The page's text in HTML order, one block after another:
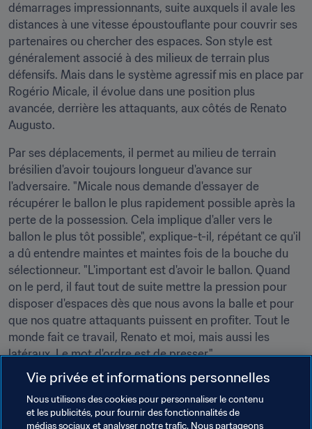
démarrages impressionnants, suite auxquels il avale les
distances à une vitesse époustouflante pour couvrir ses
partenaires ou chercher des espaces. Son style est
généralement associé à des milieux de terrain plus
défensifs. Mais dans le système agressif mis en place par
Rogério Micale, il évolue dans une position plus
avancée, derrière les attaquants, aux côtés de Renato
Augusto.
Par ses déplacements, il permet au milieu de terrain
brésilien d'avoir toujours longueur d'avance sur
l'adversaire. "Micale nous demande d'essayer de
récupérer le ballon le plus rapidement possible après la
perte de la possession. Cela implique d'aller vers le
ballon le plus tôt possible", explique-t-il, répétant ce qu'il
a dû entendre maintes et maintes fois de la bouche du
sélectionneur. "L'important est d'avoir le ballon. Quand
on le perd, il faut tout de suite mettre la pression pour
disposer d'espaces dès que nous avons la balle et pour
que nos quatre attaquants puissent en profiter. Tout le
monde fait ce travail, Renato et moi, mais aussi les
latéraux. Le mot d'ordre est de presser."
C'est ainsi, avec une pression intense, que la Seleção
ouvert le score contre le Honduras dans le mythique
Maracanã. Neymar a intercepté une passe de Johnny
Vie privée et informations personnelles
Nous utilisons des cookies pour personnaliser le contenu
et les publicités, pour fournir des fonctionnalités de
médias sociaux et analyser notre trafic. Nous partageons